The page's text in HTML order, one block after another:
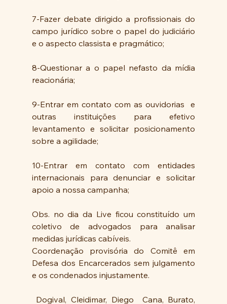
7-Fazer debate dirigido a profissionais do
campo jurídico sobre o papel do judiciário
e o aspecto classista e pragmático;
8-Questionar a o papel nefasto da mídia
reacionária;
9-Entrar em contato com as ouvidorias  e
outras instituições para efetivo
levantamento e solicitar posicionamento
sobre a agilidade;
10-Entrar em contato com entidades
internacionais para denunciar e solicitar
apoio a nossa campanha;
Obs. no dia da Live ficou constituído um
coletivo de advogados para analisar
medidas jurídicas cabíveis.
Coordenação provisória do Comitê em
Defesa dos Encarcerados sem julgamento
e os condenados injustamente.